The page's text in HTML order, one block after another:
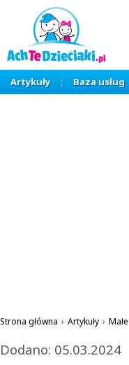
Artykuły Baza usług
Strona główna › Artykuły ›
Dodano: 05.03.2024